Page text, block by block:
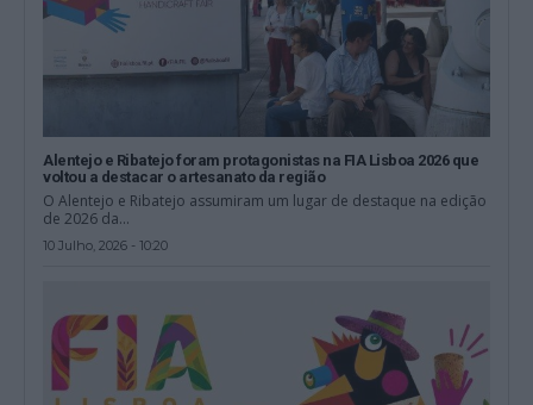
Alentejo e Ribatejo foram protagonistas na FIA Lisboa 2026 que
voltou a destacar o artesanato da região
O Alentejo e Ribatejo assumiram um lugar de destaque na edição
de 2026 da...
10 Julho, 2026 - 10:20